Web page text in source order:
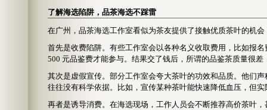
了解海选陷阱，品茶海选不踩雷
在广州，品茶海选工作室看似为茶友提供了接触优质茶叶的机
首先是收费陷阱。有些工作室会以各种名义收取费用，比如报
500 元品鉴费才能参与。结果交了钱后，所谓的品鉴茶质量很
其次是虚假宣传。部分工作室会夸大茶叶的功效和品质。他们
往往没有科学依据。比如，宣传某种茶叶能快速降低血压，但
再者是诱导消费。在海选现场，工作人员会不断推荐高价茶叶